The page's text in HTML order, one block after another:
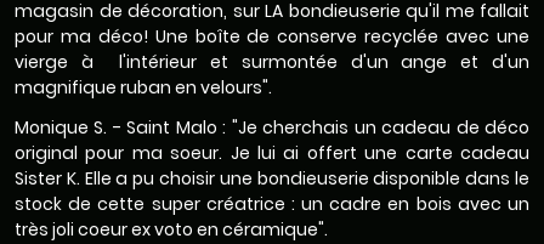
magasin de décoration, sur LA bondieuserie qu'il me fallait
pour ma déco! Une boîte de conserve recyclée avec une
vierge à l'intérieur et surmontée d'un ange et d'un
magnifique ruban en velours".
Monique S. - Saint Malo : "Je cherchais un cadeau de déco
original pour ma soeur. Je lui ai offert une carte cadeau
Sister K. Elle a pu choisir une bondieuserie disponible dans le
stock de cette super créatrice : un cadre en bois avec un
très joli coeur ex voto en céramique".